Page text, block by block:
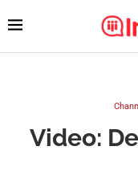
Video: